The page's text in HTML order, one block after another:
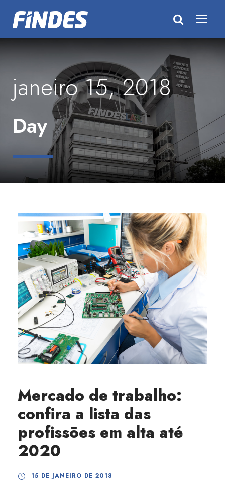
janeiro 15, 2018
Day
Mercado de trabalho:
confira a lista das
profissões em alta até
2020
15 DE JANEIRO DE 2018